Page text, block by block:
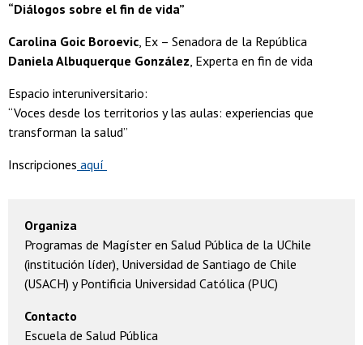
“Diálogos sobre el fin de vida”
Carolina Goic Boroevic, Ex – Senadora de la República
Daniela Albuquerque González, Experta en fin de vida
Espacio interuniversitario:
“Voces desde los territorios y las aulas: experiencias que
transforman la salud”
Inscripciones aquí
Organiza
Programas de Magíster en Salud Pública de la UChile
(institución líder), Universidad de Santiago de Chile
(USACH) y Pontificia Universidad Católica (PUC)
Contacto
Escuela de Salud Pública